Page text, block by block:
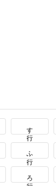
す行
ふ行
ろ行